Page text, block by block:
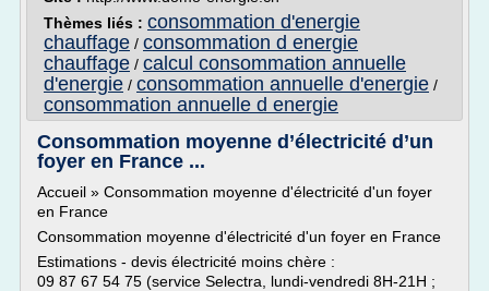
Thèmes liés : consommation d'energie
chauffage / consommation d energie
chauffage / calcul consommation annuelle
d'energie / consommation annuelle d'energie /
consommation annuelle d energie
Consommation moyenne d’électricité d’un
foyer en France ...
Accueil » Consommation moyenne d'électricité d'un foyer
en France
Consommation moyenne d'électricité d'un foyer en France
Estimations - devis électricité moins chère :
09 87 67 54 75 (service Selectra, lundi-vendredi 8H-21H ;